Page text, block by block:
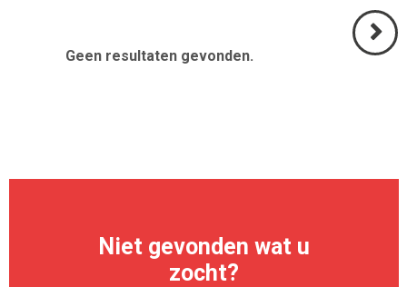
Geen resultaten gevonden.
Niet gevonden wat u
zocht?